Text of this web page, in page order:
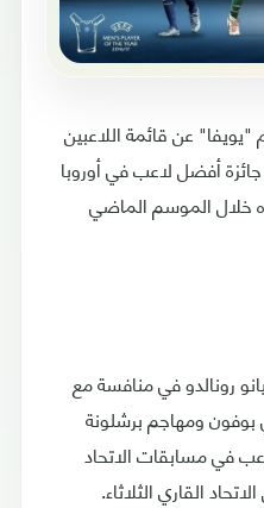
"يويفا" عن قائمة اللاعبين
أفضل لاعب في أوروبا
خلال الموسم الماضي
رونالدو في منافسة مع
ومهاجم برشلونة
في مسابقات الاتحاد
القاري الثلاثاء.